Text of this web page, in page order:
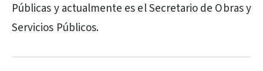
Públicas y actualmente es el Secretario de Obras y
Servicios Públicos.